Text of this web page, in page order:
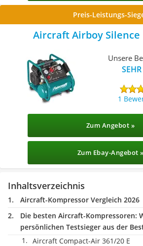
Preis-Leistungs-
Aircraft Airboy Silence
Unsere
1
Zum Angebot »
Zum Ebay-Angebot »
Inhaltsverzeichnis
Aircraft-Kompressor Vergleich 2026
Die besten Aircraft-Kompressoren:
persönlichen Testsieger aus der
Aircraft Compact-Air 361/20 E